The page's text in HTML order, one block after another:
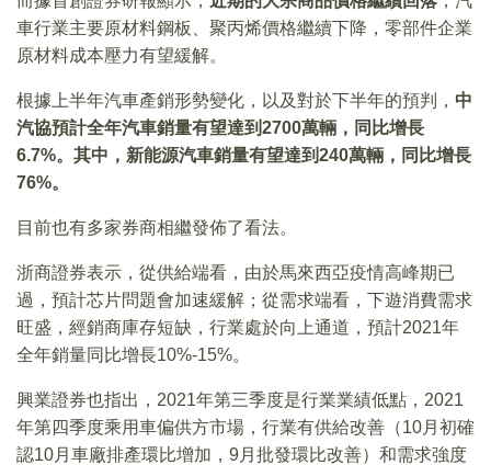
車行業主要原材料鋼板、聚丙烯價格繼續下降，零部件企業
原材料成本壓力有望緩解。
根據上半年汽車產銷形勢變化，以及對於下半年的預判， 中
汽協預計全年汽車銷量有望達到2700萬輛，同比增長
6.7%。其中，新能源汽車銷量有望達到240萬輛，同比增長
76%。
目前也有多家券商相繼發佈了看法。
浙商證券表示，從供給端看，由於馬來西亞疫情高峰期已
過，預計芯片問題會加速緩解；從需求端看，下遊消費需求
旺盛，經銷商庫存短缺，行業處於向上通道，預計2021年
全年銷量同比增長10%-15%。
興業證券也指出，2021年第三季度是行業業績低點，2021
年第四季度乘用車偏供方市場，行業有供給改善（10月初確
認10月車廠排產環比增加，9月批發環比改善）和需求強度